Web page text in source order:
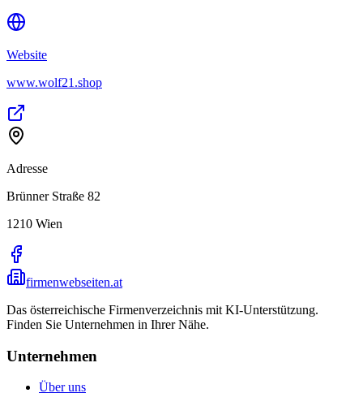
Website
www.wolf21.shop
Adresse
Brünner Straße 82
1210 Wien
firmenwebseiten.at
Das österreichische Firmenverzeichnis mit KI-Unterstützung.
Finden Sie Unternehmen in Ihrer Nähe.
Unternehmen
Über uns